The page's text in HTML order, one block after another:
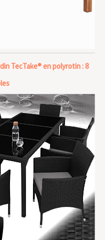
TecTake® en polyrotin : 8